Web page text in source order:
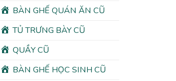
BÀN GHẾ QUÁN ĂN CŨ
TỦ TRƯNG BÀY CŨ
QUẦY CŨ
BÀN GHẾ HỌC SINH CŨ